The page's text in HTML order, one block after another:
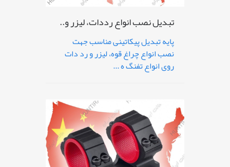
تبدیل نصب انواع رددات، لیزر و..
پایه تبدیل پیکاتینی مناسب جهت
نصب انواع چراغ قوه، لیزر و رد دات
روی انواع تفنگ ه ...